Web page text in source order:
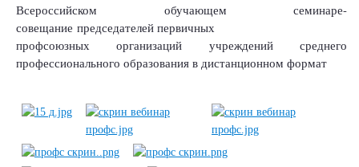
Всероссийском обучающем семинаре-
совещание председателей первичных
профсоюзных организаций учреждений среднего
профессионального образования в дистанционном формат